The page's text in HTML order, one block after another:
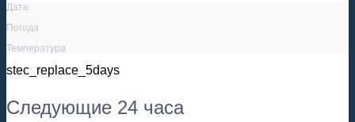
Дата
Погода
Температура
stec_replace_5days
Следующие 24 часа